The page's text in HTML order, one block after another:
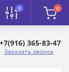
0 0
+7(916) 365-83-47
Заказать звонок